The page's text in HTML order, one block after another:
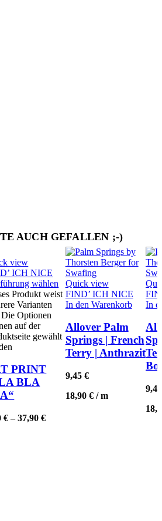
AUCH GEFALLEN ;-)
view
ICH NICE
wählen
Produkt weist
Varianten
Optionen
auf der
gewählt
PRINT
BLA
€–37,90€
Quick view
FIND’ ICH NICE
In den Warenkorb
Allover Palm
Springs | French
Terry | Anthrazit
9,45 €
18,90 €/m
In